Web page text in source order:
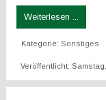
Weiterlesen ...
Kategorie:Sonstiges
Veröffentlicht: